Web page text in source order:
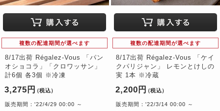
複数の配達期間が選べます
8/17出荷 Régalez-Vous 「パン
オショコラ」「クロワッサン」
計6個 各3個 ※冷凍
3,275円 （税込）
販売期間：'22/4/29 00:00 ～
複数の配達期間が選べます
8/17出荷 Régalez-Vous 「ケイ
クパリジャン」 レモンとけしの
実 1本 ※冷蔵
2,200円 （税込）
販売期間：'22/3/14 00:00 ～